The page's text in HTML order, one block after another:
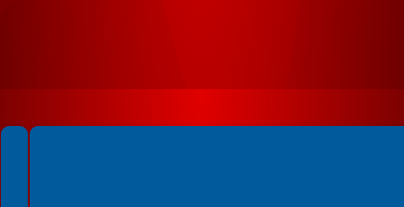
Spełniamy standardy WCAG 2.2
Spełniamy standardy W3C